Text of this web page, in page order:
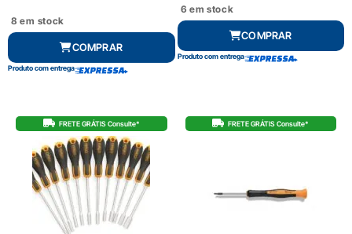
8 em stock
COMPRAR
Produto com entrega
6 em stock
COMPRAR
Produto com entrega
FRETE GRÁTIS Consulte* FRETE GRÁTIS Consulte*